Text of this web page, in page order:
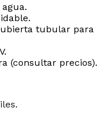
tubular para
(consultar precios).